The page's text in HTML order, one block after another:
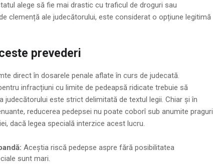
alege să fie mai drastic cu traficul de droguri sau
clemență ale judecătorului, este considerat o opțiune legitimă
prevederi
direct în dosarele penale aflate în curs de judecată.
infracțiuni cu limite de pedeapsă ridicate trebuie să
judecătorului este strict delimitată de textul legii. Chiar și în
reducerea pedepsei nu poate coborî sub anumite praguri
dacă legea specială interzice acest lucru.
Aceștia riscă pedepse aspre fără posibilitatea
sunt mari.